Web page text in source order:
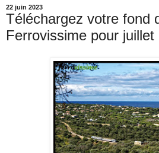
22 juin 2023
Téléchargez votre fond
Ferrovissime pour juillet